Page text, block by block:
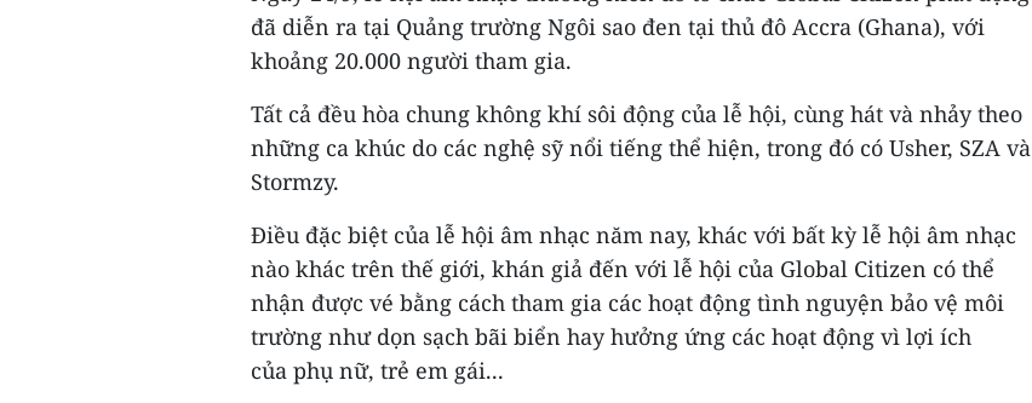
đã diễn ra tại Quảng trường Ngôi sao đen tại thủ đô Accra (Ghana), với
khoảng 20.000 người tham gia.
Tất cả đều hòa chung không khí sôi động của lễ hội, cùng hát và nhảy theo
những ca khúc do các nghệ sỹ nổi tiếng thể hiện, trong đó có Usher, SZA và
Stormzy.
Điều đặc biệt của lễ hội âm nhạc năm nay, khác với bất kỳ lễ hội âm nhạc
nào khác trên thế giới, khán giả đến với lễ hội của Global Citizen có thể
nhận được vé bằng cách tham gia các hoạt động tình nguyện bảo vệ môi
trường như dọn sạch bãi biển hay hưởng ứng các hoạt động vì lợi ích
của phụ nữ, trẻ em gái...